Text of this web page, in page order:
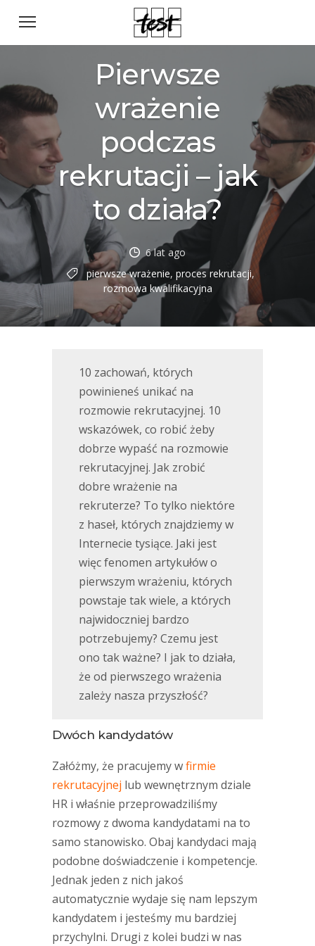
Pierwsze
wrażenie
podczas
rekrutacji – jak
to działa?
6 lat ago
pierwsze wrażenie, proces rekrutacji,
rozmowa kwalifikacyjna
10 zachowań, których
powinieneś unikać na
rozmowie rekrutacyjnej. 10
wskazówek, co robić żeby
dobrze wypaść na rozmowie
rekrutacyjnej. Jak zrobić
dobre wrażenie na
rekruterze? To tylko niektóre
z haseł, których znajdziemy w
Internecie tysiące. Jaki jest
więc fenomen artykułów o
pierwszym wrażeniu, których
powstaje tak wiele, a których
najwidoczniej bardzo
potrzebujemy? Czemu jest
ono tak ważne? I jak to działa,
że od pierwszego wrażenia
zależy nasza przyszłość?
Dwóch kandydatów
Załóżmy, że pracujemy wfirmie
rekrutacyjnej lub wewnętrznym dziale
HR i właśnie przeprowadziliśmy
rozmowy z dwoma kandydatami na to
samo stanowisko. Obaj kandydaci mają
podobne doświadczenie i kompetencje.
Jednak jeden z nich jakoś
automatycznie wydaje się nam lepszym
kandydatem i jesteśmy mu bardziej
przychylni. Drugi z kolei budzi w nas